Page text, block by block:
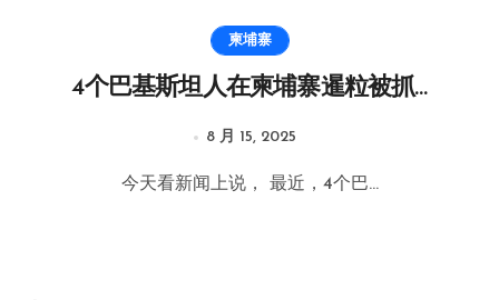
柬埔寨
4个巴基斯坦人在柬埔寨暹粒被抓…
8 月 15, 2025
今天看新闻上说， 最近，4个巴...